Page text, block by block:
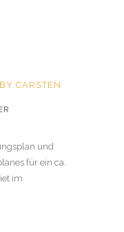
BY CARSTEN
und
für ein ca.
im